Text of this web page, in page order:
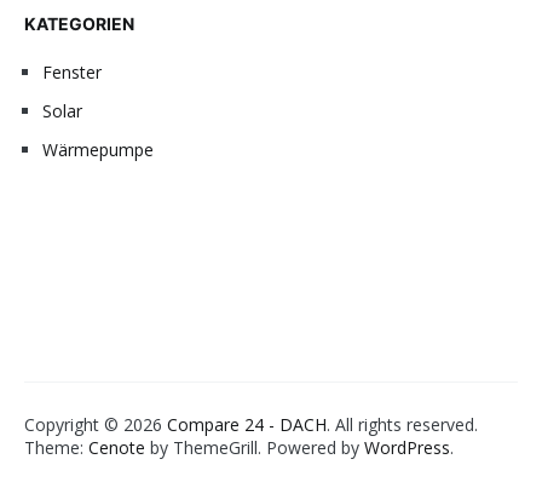
KATEGORIEN
Fenster
Solar
Wärmepumpe
Copyright © 2026 Compare 24 - DACH. All rights reserved.
Theme: Cenote by ThemeGrill. Powered by WordPress.